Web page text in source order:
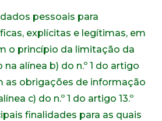
pessoais para
explícitas e legítimas, em
o princípio da limitação da
alínea b) do n.º 1 do artigo
as obrigações de informação
c) do n.º 1 do artigo 13.º
finalidades para as quais